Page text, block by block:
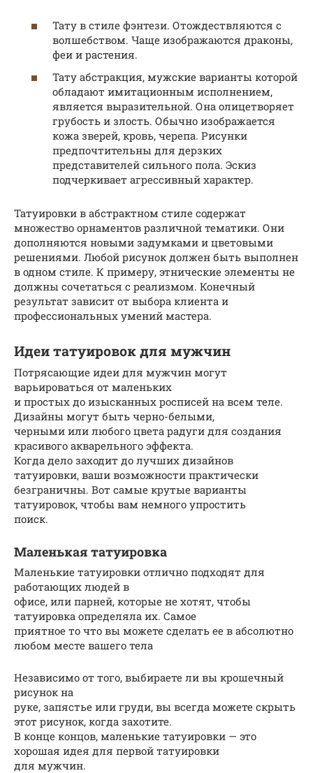
Тату в стиле фэнтези. Отождествляются с
волшебством. Чаще изображаются драконы,
феи и растения.
Тату абстракция, мужские варианты которой
обладают имитационным исполнением,
является выразительной. Она олицетворяет
грубость и злость. Обычно изображается
кожа зверей, кровь, черепа. Рисунки
предпочтительны для дерзких
представителей сильного пола. Эскиз
подчеркивает агрессивный характер.
Татуировки в абстрактном стиле содержат
множество орнаментов различной тематики. Они
дополняются новыми задумками и цветовыми
решениями. Любой рисунок должен быть выполнен
в одном стиле. К примеру, этнические элементы не
должны сочетаться с реализмом. Конечный
результат зависит от выбора клиента и
профессиональных умений мастера.
Идеи татуировок для мужчин
Потрясающие идеи для мужчин могут
варьироваться от маленьких
и простых до изысканных росписей на всем теле.
Дизайны могут быть черно-белыми,
черными или любого цвета радуги для создания
красивого акварельного эффекта.
Когда дело заходит до лучших дизайнов
татуировки, ваши возможности практически
безграничны. Вот самые крутые варианты
татуировок, чтобы вам немного упростить
поиск.
Маленькая татуировка
Маленькие татуировки отлично подходят для
работающих людей в
офисе, или парней, которые не хотят, чтобы
татуировка определяла их. Самое
приятное то что вы можете сделать ее в абсолютно
любом месте вашего тела
Независимо от того, выбираете ли вы крошечный
рисунок на
руке, запястье или груди, вы всегда можете скрыть
этот рисунок, когда захотите.
В конце концов, маленькие татуировки — это
хорошая идея для первой татуировки
для мужчин.